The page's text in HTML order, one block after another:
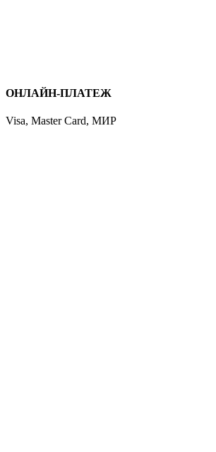
ОНЛАЙН-ПЛАТЕЖ
Visa, Master Card, МИР